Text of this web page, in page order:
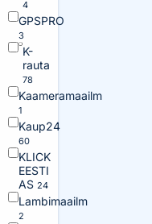
4
GPSPRO
3
K-
rauta
78
Kaameramaailm
1
Kaup24
60
KLICK
EESTI
AS 24
Lambimaailm
2